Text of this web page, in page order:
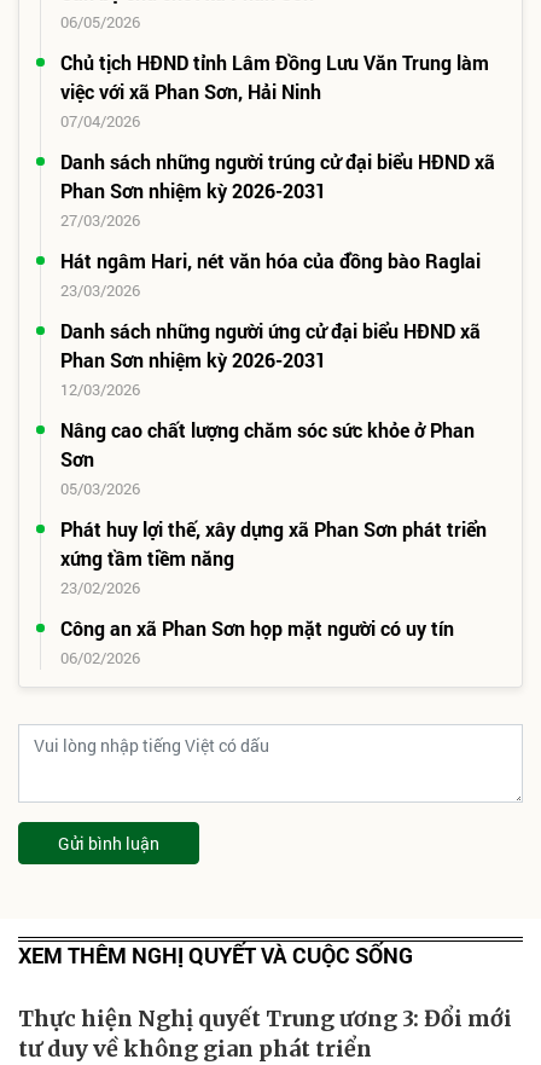
06/05/2026
Chủ tịch HĐND tỉnh Lâm Đồng Lưu Văn Trung làm
việc với xã Phan Sơn, Hải Ninh
07/04/2026
Danh sách những người trúng cử đại biểu HĐND xã
Phan Sơn nhiệm kỳ 2026-2031
27/03/2026
Hát ngâm Hari, nét văn hóa của đồng bào Raglai
23/03/2026
Danh sách những người ứng cử đại biểu HĐND xã
Phan Sơn nhiệm kỳ 2026-2031
12/03/2026
Nâng cao chất lượng chăm sóc sức khỏe ở Phan
Sơn
05/03/2026
Phát huy lợi thế, xây dựng xã Phan Sơn phát triển
xứng tầm tiềm năng
23/02/2026
Công an xã Phan Sơn họp mặt người có uy tín
06/02/2026
Gửi bình luận
XEM THÊM NGHỊ QUYẾT VÀ CUỘC SỐNG
Thực hiện Nghị quyết Trung ương 3: Đổi mới
tư duy về không gian phát triển